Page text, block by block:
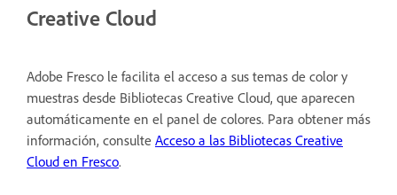
Creative Cloud
Adobe Fresco le facilita el acceso a sus temas de color y
muestras desde Bibliotecas Creative Cloud, que aparecen
automáticamente en el panel de colores. Para obtener más
información, consulte Acceso a las Bibliotecas Creative
Cloud en Fresco.